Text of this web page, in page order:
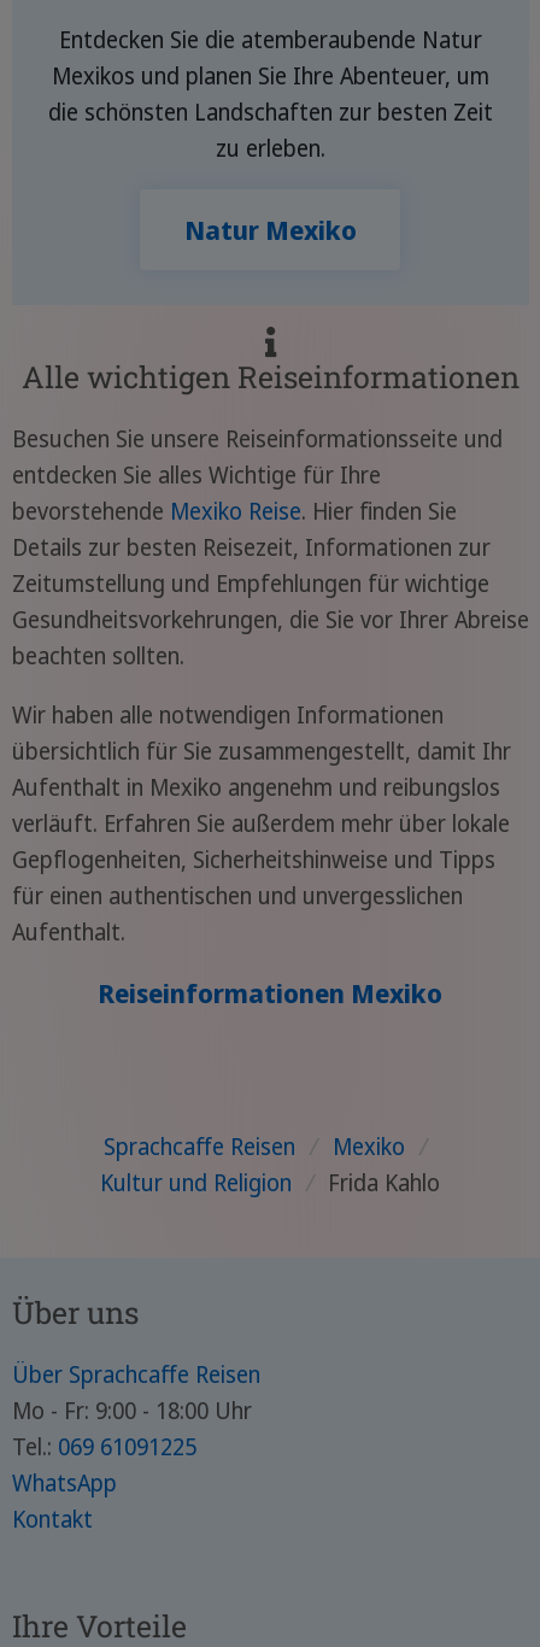
Entdecken Sie die atemberaubende Natur
Mexikos und planen Sie Ihre Abenteuer, um
die schönsten Landschaften zur besten Zeit
zu erleben.
Natur Mexiko
Alle wichtigen Reiseinformationen
Besuchen Sie unsere Reiseinformationsseite und
entdecken Sie alles Wichtige für Ihre
bevorstehende Mexiko Reise. Hier finden Sie
Details zur besten Reisezeit, Informationen zur
Zeitumstellung und Empfehlungen für wichtige
Gesundheitsvorkehrungen, die Sie vor Ihrer Abreise
beachten sollten.
Wir haben alle notwendigen Informationen
übersichtlich für Sie zusammengestellt, damit Ihr
Aufenthalt in Mexiko angenehm und reibungslos
verläuft. Erfahren Sie außerdem mehr über lokale
Gepflogenheiten, Sicherheitshinweise und Tipps
für einen authentischen und unvergesslichen
Aufenthalt.
Reiseinformationen Mexiko
Sprachcaffe Reisen / Mexiko /
Kultur und Religion / Frida Kahlo
Über uns
Über Sprachcaffe Reisen
Mo - Fr: 9:00 - 18:00 Uhr
Tel.: 069 61091225
WhatsApp
Kontakt
Ihre Vorteile